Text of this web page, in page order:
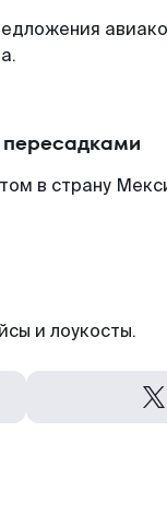
в страну
и лоукосты.